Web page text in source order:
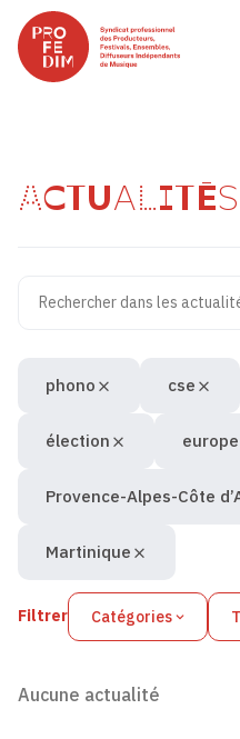
ACTUALITÉS
Recherche
Filtrer Catégories
phono cse
élection europe
Provence-Alpes-Côte
Martinique
Aucune actualité